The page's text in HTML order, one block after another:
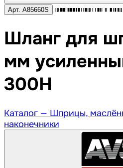
Арт. A85660S
Шланг для
мм
300H
Каталог — Шприцы,
наконечники